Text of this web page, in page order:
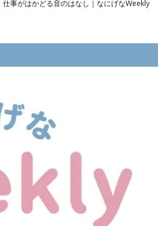
仕事がはかどる音のはなし｜なにげなWeekly